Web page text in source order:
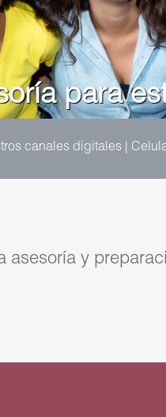
para
canales digitales |
asesoría y